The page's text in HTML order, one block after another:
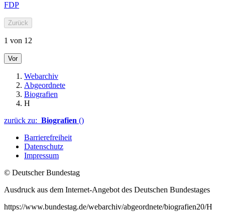
FDP
Zurück
1 von 12
Vor
Webarchiv
Abgeordnete
Biografien
H
zurück zu: Biografien ()
Barrierefreiheit
Datenschutz
Impressum
© Deutscher Bundestag
Ausdruck aus dem Internet-Angebot des Deutschen Bundestages
https://www.bundestag.de/webarchiv/abgeordnete/biografien20/H